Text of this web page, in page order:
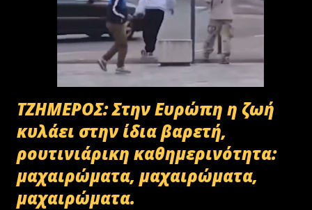
ΤΖΗΜΕΡΟΣ: Στην Ευρώπη η ζωή
κυλάει στην ίδια βαρετή,
ρουτινιάρικη καθημερινότητα:
μαχαιρώματα, μαχαιρώματα,
μαχαιρώματα.